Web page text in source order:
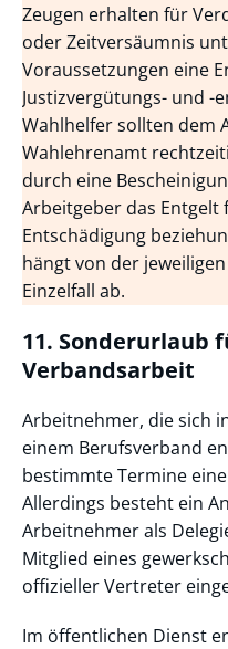
Zeugen erhalten für
oder Zeitversäumnis
Voraussetzungen eine
Justizvergütungs- und -
Wahlhelfer sollten dem
Wahlehrenamt
durch eine
Arbeitgeber das
Entschädigung
hängt von der
Einzelfall ab.
11. Sonderurlaub
Verbandsarbeit
Arbeitnehmer, die sich
einem Berufsverband
bestimmte Termine
Allerdings besteht ein
Arbeitnehmer als
Mitglied eines
offizieller Vertreter
Im öffentlichen Dienst